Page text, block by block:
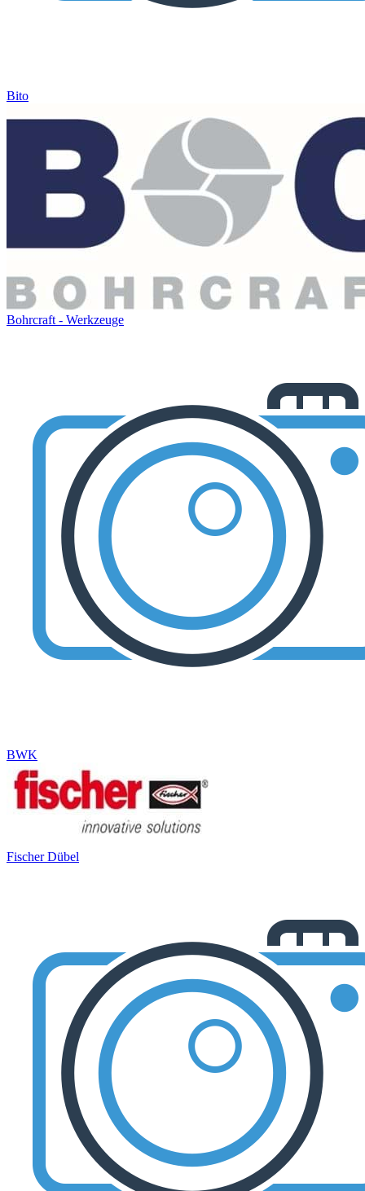
Bito
Bohrcraft - Werkzeuge
BWK
Fischer Dübel